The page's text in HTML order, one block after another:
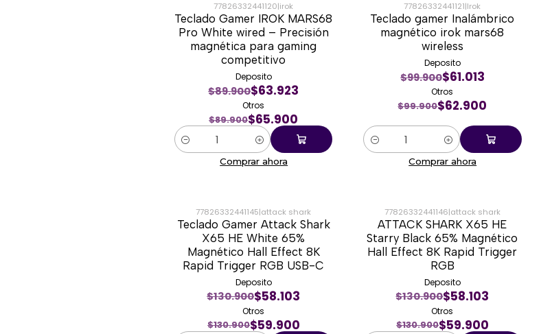
-27%
77826332441120|irok
Teclado Gamer IROK MARS68
Pro White wired – Precisión
magnética para gaming
competitivo
Deposito
$89.900$63.923
Otros
$89.900$65.900
Cantidad
Comprar ahora
-37%
77826332441121|Irok
Teclado gamer Inalámbrico
magnético irok mars68
wireless
Deposito
$99.900$61.013
Otros
$99.900$62.900
Cantidad
Comprar ahora
-54%
77826332441145|attack shark
Teclado Gamer Attack Shark
X65 HE White 65%
Magnético Hall Effect 8K
Rapid Trigger RGB USB-C
Deposito
$130.900$58.103
Otros
$130.900$59.900
-54%
77826332441146|attack shark
ATTACK SHARK X65 HE
Starry Black 65% Magnético
Hall Effect 8K Rapid Trigger
RGB
Deposito
$130.900$58.103
Otros
$130.900$59.900